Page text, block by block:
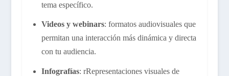
tema específico.
Videos y webinars: formatos audiovisuales que
permitan una interacción más dinámica y directa
con tu audiencia.
Infografías: rRepresentaciones visuales de